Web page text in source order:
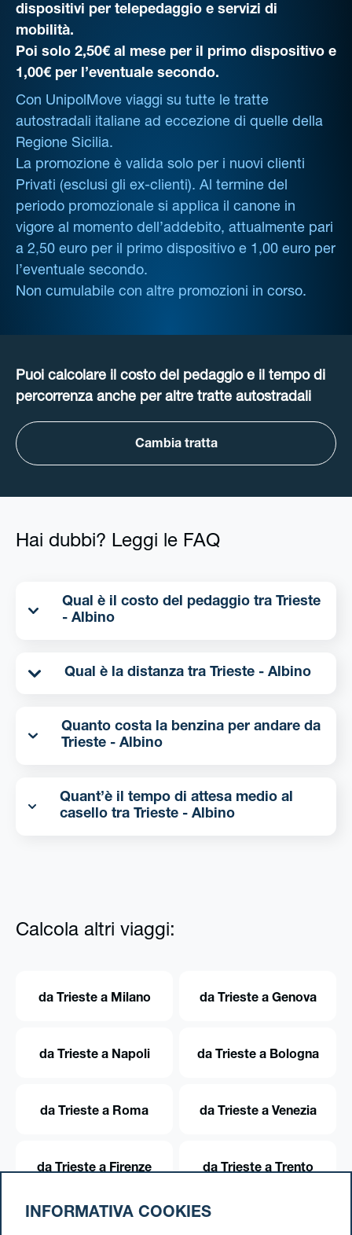
dispositivi per telepedaggio e servizi di
mobilità.
Poi solo 2,50€ al mese per il primo dispositivo e
1,00€ per l’eventuale secondo.
Con UnipolMove viaggi su tutte le tratte
autostradali italiane ad eccezione di quelle della
Regione Sicilia.
La promozione è valida solo per i nuovi clienti
Privati (esclusi gli ex-clienti). Al termine del
periodo promozionale si applica il canone in
vigore al momento dell’addebito, attualmente pari
a 2,50 euro per il primo dispositivo e 1,00 euro per
l’eventuale secondo.
Non cumulabile con altre promozioni in corso.
Puoi calcolare il costo del pedaggio e il tempo di
percorrenza anche per altre tratte autostradali
Cambia tratta
Hai dubbi? Leggi le FAQ
Qual è il costo del pedaggio tra Trieste
- Albino
Qual è la distanza tra Trieste - Albino
Quanto costa la benzina per andare da
Trieste - Albino
Quant’è il tempo di attesa medio al
casello tra Trieste - Albino
Calcola altri viaggi:
da Trieste a Milano da Trieste a Genova
da Trieste a Napoli da Trieste a Bologna
da Trieste a Roma da Trieste a Venezia
da Trieste a Firenze da Trieste a Trento
INFORMATIVA COOKIES